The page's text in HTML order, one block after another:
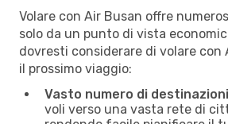
Volare con Air Busan offre
solo da un punto di vista
dovresti considerare di volare con
il prossimo viaggio:
Vasto numero di
voli verso una vasta rete di